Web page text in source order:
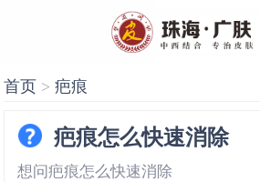
首页 >疤痕
疤痕怎么快速消除
想问疤痕怎么快速消除